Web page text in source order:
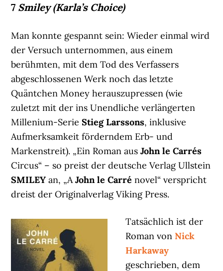
7 Smiley (Karla’s Choice)
Man konnte gespannt sein: Wieder einmal wird
der Versuch unternommen, aus einem
berühmten, mit dem Tod des Verfassers
abgeschlossenen Werk noch das letzte
Quäntchen Money herauszupressen (wie
zuletzt mit der ins Unendliche verlängerten
Millenium-SerieStieg Larssons, inklusive
Aufmerksamkeit förderndem Erb- und
Markenstreit). „Ein Roman ausJohn le Carrés
Circus“ – so preist der deutsche Verlag Ullstein
SMILEY an, „AJohn le Carrénovel“ verspricht
dreist der Originalverlag Viking Press.
Tatsächlich ist der
Roman vonNick
Harkaway
geschrieben, dem